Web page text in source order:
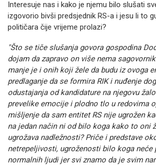
Interesuje nas i kako je njemu bilo slušati
izgovorio bivši predsjednik RS-a i jesu li to
političara čije vrijeme prolazi?
"Što se tiče slušanja govora gospodina
dojam da zapravo on više nema
manje je i onih koji žele da budu iz ovoga
predlaganje da se formira RIK i nuđenje
odustajanja od kandidature na njegovu
prevelike emocije i plodno tlo u redovima
mišljenje da sam entitet RS nije ugrožen
na jedan način ni od bilo koga kako to oni
ugrožava nadležnosti? Priče i predstave
netrepeljivosti, ugroženosti bilo koga neće
normalnih ljudi jer svi znamo da je svim